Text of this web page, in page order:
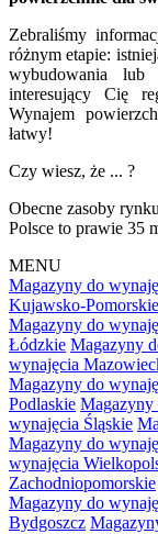
Zebraliśmy
różnym etapie:
wybudowania lub
interesujący Cię
Wynajem
łatwy!
Czy wiesz, że ... ?
Obecne zasoby
Polsce to prawie 35
MENU
Magazyny do
Kujawsko-Pomorskie
Magazyny do
Łódzkie Magazyny
wynajęcia
Magazyny do
Podlaskie Magazyny
wynajęcia Śląskie
Magazyny do
wynajęcia
Zachodniopomorskie
Magazyny do
Bydgoszcz